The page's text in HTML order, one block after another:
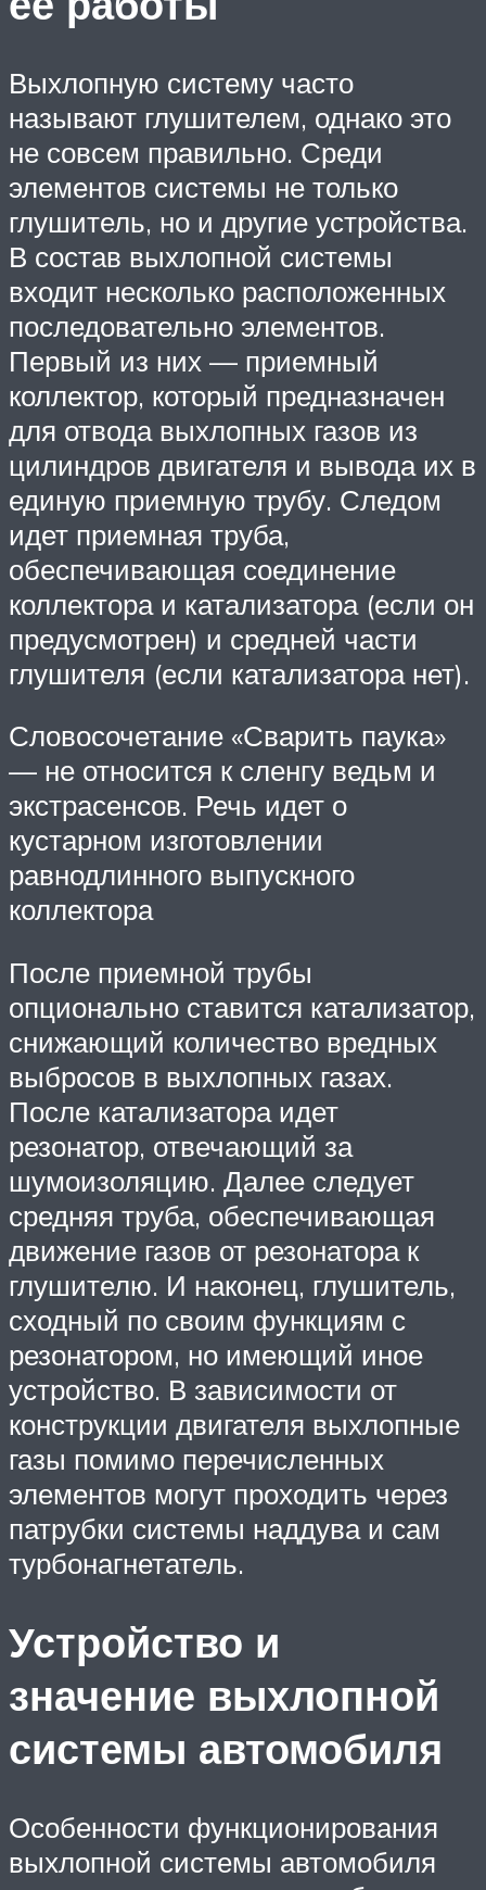
Выхлопную систему часто
называют глушителем, однако это
не совсем правильно. Среди
элементов системы не только
глушитель, но и другие устройства.
В состав выхлопной системы
входит несколько расположенных
последовательно элементов.
Первый из них — приемный
коллектор, который предназначен
для отвода выхлопных газов из
цилиндров двигателя и вывода их в
единую приемную трубу. Следом
идет приемная труба,
обеспечивающая соединение
коллектора и катализатора (если он
предусмотрен) и средней части
глушителя (если катализатора нет).
Словосочетание «Сварить паука»
— не относится к сленгу ведьм и
экстрасенсов. Речь идет о
кустарном изготовлении
равнодлинного выпускного
коллектора
После приемной трубы
опционально ставится катализатор,
снижающий количество вредных
выбросов в выхлопных газах.
После катализатора идет
резонатор, отвечающий за
шумоизоляцию. Далее следует
средняя труба, обеспечивающая
движение газов от резонатора к
глушителю. И наконец, глушитель,
сходный по своим функциям с
резонатором, но имеющий иное
устройство. В зависимости от
конструкции двигателя выхлопные
газы помимо перечисленных
элементов могут проходить через
патрубки системы наддува и сам
турбонагнетатель.
Устройство и
значение выхлопной
системы автомобиля
Особенности функционирования
выхлопной системы автомобиля